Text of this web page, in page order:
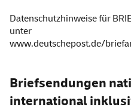
Datenschutzhinweise für
unter
www.deutschepost.de/
Briefsendungen
international